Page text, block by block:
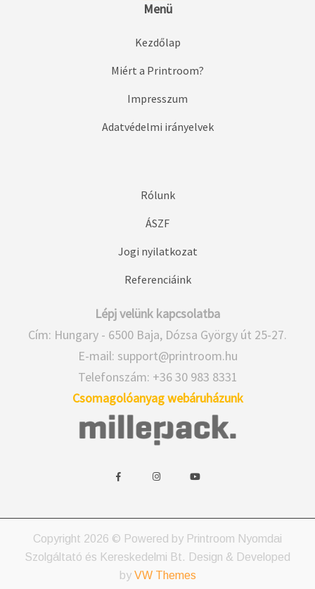
Menü
Kezdőlap
Miért a Printroom?
Impresszum
Adatvédelmi irányelvek
Rólunk
ÁSZF
Jogi nyilatkozat
Referenciáink
Lépj velünk kapcsolatba
Cím: Hungary - 6500 Baja, Dózsa György út 25-27.
E-mail: support@printroom.hu
Telefonszám: +36 30 983 8331
Csomagolóanyag webáruházunk
g
e
t
s
g
e
t
g
e
t
Copyright 2026 © Powered by Printroom Nyomdai
Szolgáltató és Kereskedelmi Bt. Design & Developed
byVW Themes